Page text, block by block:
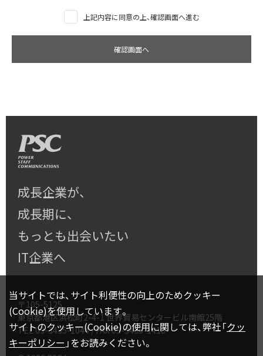
上記内容に同意の上、確認画面へ進む
確認画面へ
成長企業が、
成長期に、
もっとも出会いたい
IT企業へ
〒105-5125
東京都港区浜松町2-4-1 世界貿易センタービル南館25階
TEL03-3435-1044/ FAX 03-3435-1418
当サイトでは、サイト利便性の向上のためクッキー
(Cookie)を使用しています。
サイトのクッキー(Cookie)の使用に関しては、弊社「クッ
キーポリシー 」をお読みください。